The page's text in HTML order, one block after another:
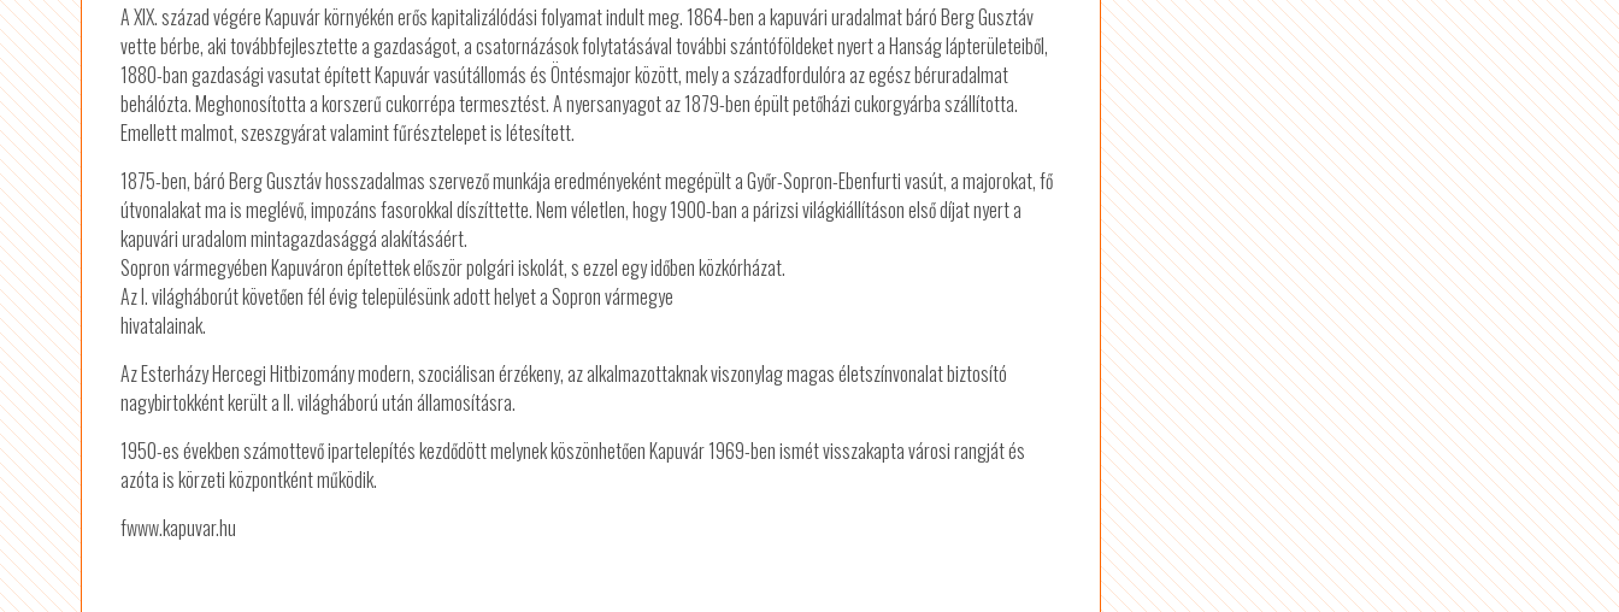
A XIX. század végére Kapuvár környékén erős kapitalizálódási folyamat indult meg. 1864-ben a kapuvári uradalmat báró Berg Gusztáv
vette bérbe, aki továbbfejlesztette a gazdaságot, a csatornázások folytatásával további szántóföldeket nyert a Hanság lápterületeiből,
1880-ban gazdasági vasutat épített Kapuvár vasútállomás és Öntésmajor között, mely a századfordulóra az egész béruradalmat
behálózta. Meghonosította a korszerű cukorrépa termesztést. A nyersanyagot az 1879-ben épült petőházi cukorgyárba szállította.
Emellett malmot, szeszgyárat valamint fűrésztelepet is létesített.
1875-ben, báró Berg Gusztáv hosszadalmas szervező munkája eredményeként megépült a Győr-Sopron-Ebenfurti vasút, a majorokat, fő
útvonalakat ma is meglévő, impozáns fasorokkal díszíttette. Nem véletlen, hogy 1900-ban a párizsi világkiállításon első díjat nyert a
kapuvári uradalom mintagazdasággá alakításáért.
Sopron vármegyében Kapuváron építettek először polgári iskolát, s ezzel egy időben közkórházat.
Az I. világháborút követően fél évig településünk adott helyet a Sopron vármegye
hivatalainak.
Az Esterházy Hercegi Hitbizomány modern, szociálisan érzékeny, az alkalmazottaknak viszonylag magas életszínvonalat biztosító
nagybirtokként került a II. világháború után államosításra.
1950-es években számottevő ipartelepítés kezdődött melynek köszönhetően Kapuvár 1969-ben ismét visszakapta városi rangját és
azóta is körzeti központként működik.
fwww.kapuvar.hu